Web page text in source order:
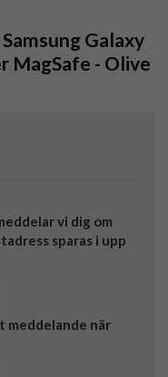
Galaxy
MagSafe - Olive
vi dig om
sparas i upp
meddelande när